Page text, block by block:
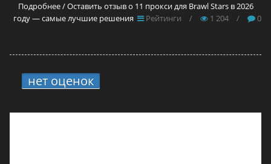
Подробнее / Оставить отзыв о 11 прокси для Brawl Stars в 2026
году — самые лучшие решения
Рейтинги / 1 204 / 0
нет оценок